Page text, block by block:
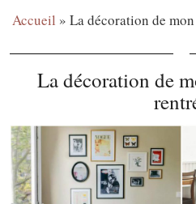
Accueil » La décoration de
La décoration de